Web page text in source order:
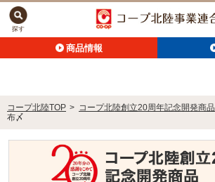
商品情報
探す
コープ北陸TOP > コープ北陸創立20周年記念開発商品
布〆